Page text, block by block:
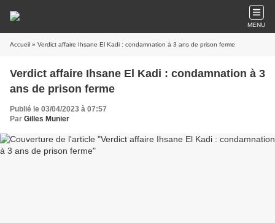
MENU
Accueil » Verdict affaire Ihsane El Kadi : condamnation à 3 ans de prison ferme
Verdict affaire Ihsane El Kadi : condamnation à 3
ans de prison ferme
Publié le 03/04/2023 à 07:57
Par Gilles Munier